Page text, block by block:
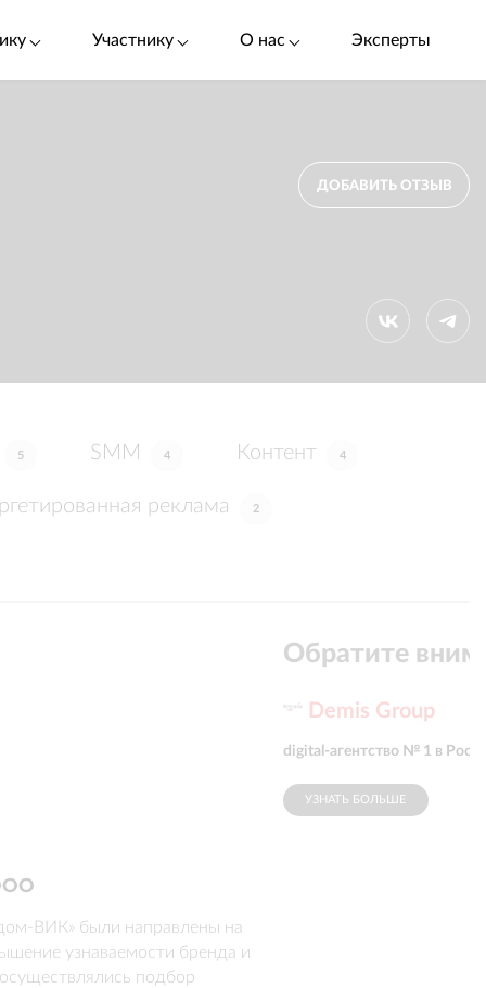
Участнику О нас Эксперты
ДОБАВИТЬ ОТЗЫВ
5 SMM 4 Контент 4
реклама 2
ВИК» были направлены на
узнаваемости бренда и
подбор
Обратите
Demis Group
digital-агентство № 1 в
УЗНАТЬ БОЛЬШЕ